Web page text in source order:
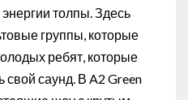
толпы. Здесь
группы, которые
ребят, которые
свой саунд. В A2 Green